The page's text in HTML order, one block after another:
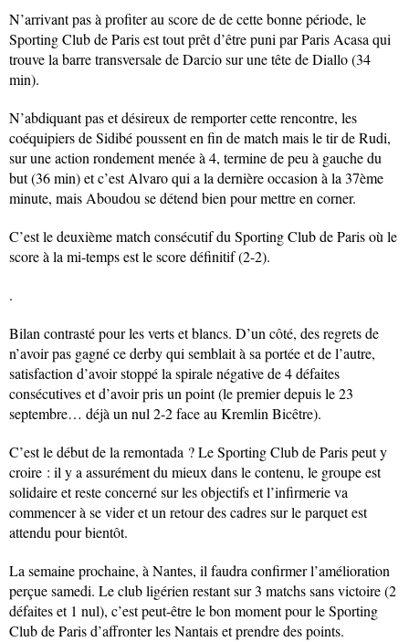
N’arrivant pas à profiter au score de de cette bonne période, le
Sporting Club de Paris est tout prêt d’être puni par Paris Acasa qui
trouve la barre transversale de Darcio sur une tête de Diallo (34
min).
N’abdiquant pas et désireux de remporter cette rencontre, les
coéquipiers de Sidibé poussent en fin de match mais le tir de Rudi,
sur une action rondement menée à 4, termine de peu à gauche du
but (36 min) et c’est Alvaro qui a la dernière occasion à la 37ème
minute, mais Aboudou se détend bien pour mettre en corner.
C’est le deuxième match consécutif du Sporting Club de Paris où le
score à la mi-temps est le score définitif (2-2).
.
Bilan contrasté pour les verts et blancs. D’un côté, des regrets de
n’avoir pas gagné ce derby qui semblait à sa portée et de l’autre,
satisfaction d’avoir stoppé la spirale négative de 4 défaites
consécutives et d’avoir pris un point (le premier depuis le 23
septembre… déjà un nul 2-2 face au Kremlin Bicêtre).
C’est le début de la remontada ? Le Sporting Club de Paris peut y
croire : il y a assurément du mieux dans le contenu, le groupe est
solidaire et reste concerné sur les objectifs et l’infirmerie va
commencer à se vider et un retour des cadres sur le parquet est
attendu pour bientôt.
La semaine prochaine, à Nantes, il faudra confirmer l’amélioration
perçue samedi. Le club ligérien restant sur 3 matchs sans victoire (2
défaites et 1 nul), c’est peut-être le bon moment pour le Sporting
Club de Paris d’affronter les Nantais et prendre des points.